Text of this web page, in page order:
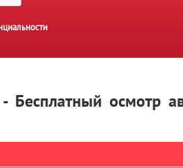
Бесплатный осмотр